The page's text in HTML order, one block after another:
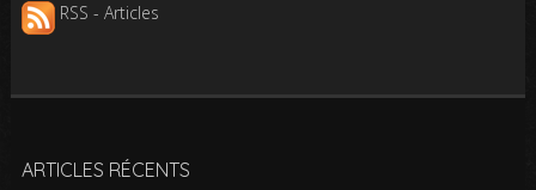
RSS - Articles
ARTICLES RÉCENTS